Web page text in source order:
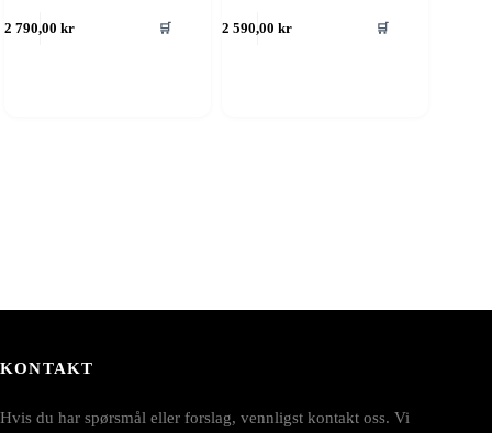
2 790,00kr 🛒 2 590,00kr 🛒
KONTAKT
Hvis du har spørsmål eller forslag, vennligst kontakt oss. Vi